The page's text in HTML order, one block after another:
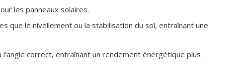
les panneaux solaires.
que le nivellement ou la stabilisation du sol, entraînant une
correct, entraînant un rendement énergétique plus